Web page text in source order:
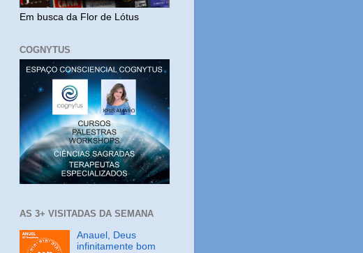
Em busca da Flor de Lótus
COGNYTUS
AS 3+ VISITADAS DA SEMANA
Anauel, Deus
infinitamente bom